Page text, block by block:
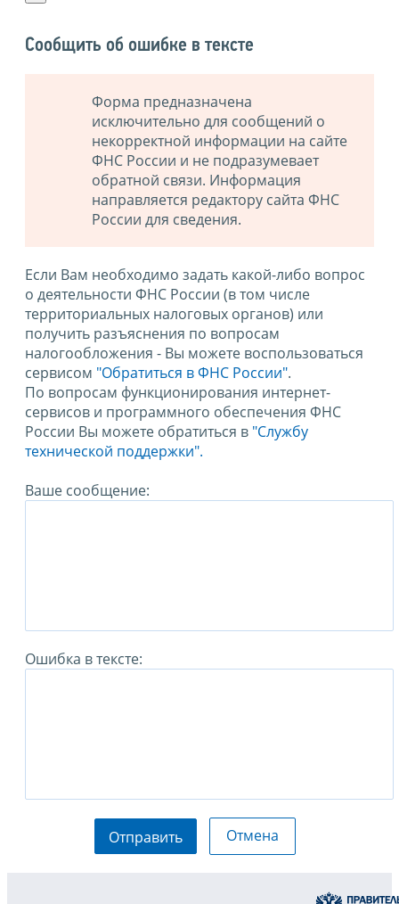
Сообщить об ошибке в тексте
Форма предназначена
исключительно для сообщений о
некорректной информации на сайте
ФНС России и не подразумевает
обратной связи. Информация
направляется редактору сайта ФНС
России для сведения.
Если Вам необходимо задать какой-либо вопрос
о деятельности ФНС России (в том числе
территориальных налоговых органов) или
получить разъяснения по вопросам
налогообложения - Вы можете воспользоваться
сервисом "Обратиться в ФНС России".
По вопросам функционирования интернет-
сервисов и программного обеспечения ФНС
России Вы можете обратиться в "Службу
технической поддержки".
Ваше сообщение:
Ошибка в тексте:
Отправить Отмена